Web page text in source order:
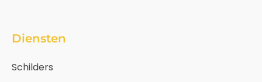
Diensten
Schilders